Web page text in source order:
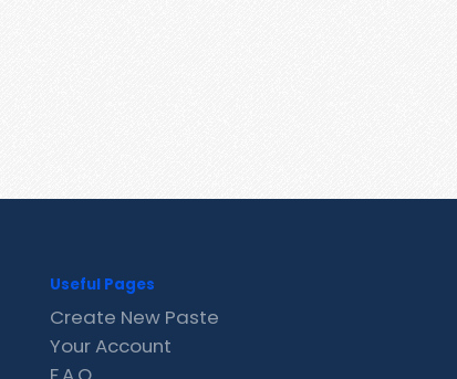
Useful Pages
Create New Paste
Your Account